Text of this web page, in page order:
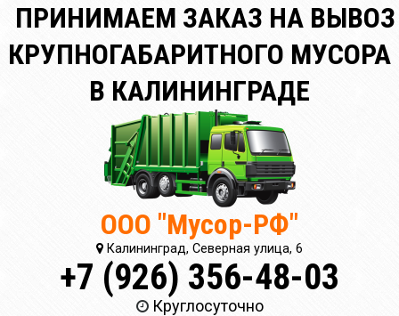
ПРИНИМАЕМ ЗАКАЗ НА ВЫВОЗ
КРУПНОГАБАРИТНОГО МУСОРА
В КАЛИНИНГРАДЕ
ООО "Мусор-РФ"
Калининград, Северная улица, 6
+7 (926) 356-48-03
Круглосуточно